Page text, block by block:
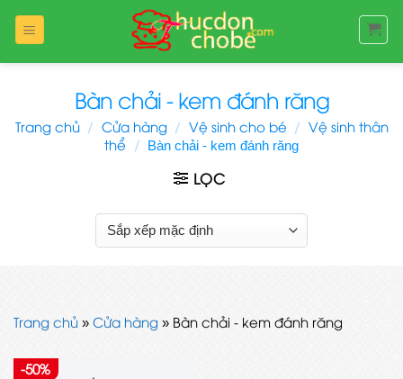
qua
Bàn chải - kem đánh răng
Trang chủ / Cửa hàng / Vệ sinh cho bé / Vệ sinh thân
thể / Bàn chải - kem đánh răng
LỌC
Trang chủ » Cửa hàng » Bàn chải - kem đánh răng
-50%